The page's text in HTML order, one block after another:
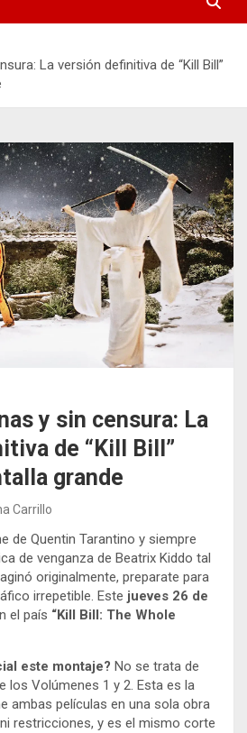
La versión definitiva de “Kill Bill”
y sin censura: La
de “Kill Bill”
grande
Carrillo
de Quentin Tarantino y siempre
de venganza de Beatrix Kiddo tal
originalmente, preparate para
irrepetible. Este jueves 26 de
el país “Kill Bill: The Whole
este montaje? No se trata de
los Volúmenes 1 y 2. Esta es la
ambas películas en una sola obra
restricciones, y es el mismo corte